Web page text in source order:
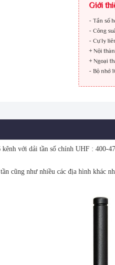
Giới
- Tần số
- Công
- Cự ly
+ Nội
+ Ngoại
- Bộ nhớ
với dải tần số chính UHF : 400-
cũng như nhiều các địa hình khác